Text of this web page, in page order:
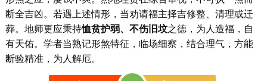
断全吉凶。若遇上述情形，当劝请福主择吉修整、清理或迁
葬。地师更应秉持恤贫护弱、不伤旧坟之德，为人造福，自
有天佑。学者当熟记形煞特征，临场细察，结合理气，方能
断验精准，为人解厄。